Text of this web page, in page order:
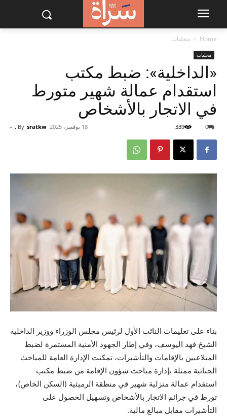
Home محليات
محليات
«الداخلية»: ضبط مكتب
استقدام عمالة شهير متورط
في الاتجار بالأشخاص
By sratkw .
- 18 نوفمبر، 2025 0
339
بناء على تعليمات النائب الأول لرئيس مجلس الوزراء ووزير الداخلية
الشيخ فهد اليوسف، وفي إطار الجهود الأمنية المستمرة لضبط
المتلاعبين بالإقامات والتأشيرات، تمكنت الإدارة العامة للمباحث
الجنائية ممثلة بإدارة مباحث شؤون الإقامة من ضبط مكتب
استقدام عمالة منزلية شهير في منطقة الرميثية (السكن الخاص)،
تورط في جرائم الاتجار بالأشخاص وتسهيل الحصول على
التأشيرات مقابل مبالغ مالية.